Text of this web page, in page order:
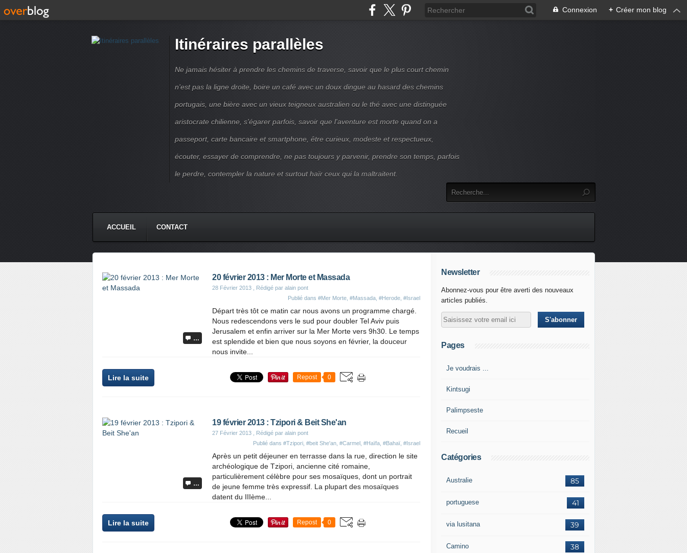
Connexion + Créer mon blog
Itinéraires parallèles
Ne jamais hésiter à prendre les chemins de traverse, savoir que le plus court chemin
n'est pas la ligne droite, boire un café avec un doux dingue au hasard des chemins
portugais, une bière avec un vieux teigneux australien ou le thé avec une distinguée
aristocrate chilienne, s'égarer parfois, savoir que l'aventure est morte quand on a
passeport, carte bancaire et smartphone, être curieux, modeste et respectueux,
écouter, essayer de comprendre, ne pas toujours y parvenir, prendre son temps, parfois
le perdre, contempler la nature et surtout haïr ceux qui la maltraitent.
ACCUEIL CONTACT
…
20 février 2013 : Mer Morte et Massada
28 Février 2013 , Rédigé par alain pont
Publié dans #Mer Morte #Massada #Herode #Israel
Départ très tôt ce matin car nous avons un programme chargé.
Nous redescendons vers le sud pour doubler Tel Aviv puis
Jerusalem et enfin arriver sur la Mer Morte vers 9h30. Le temps
est splendide et bien que nous soyons en février, la douceur
nous invite...
Lire la suite Repost 0
…
19 février 2013 : Tzipori & Beit She'an
27 Février 2013 , Rédigé par alain pont
Publié dans #Tzipori #beit She'an #Carmel #Haïfa #Bahaï #Israel
Après un petit déjeuner en terrasse dans la rue, direction le site
archéologique de Tzipori, ancienne cité romaine,
particulièrement célèbre pour ses mosaïques, dont un portrait
de jeune femme très expressif. La plupart des mosaïques
datent du IIIème...
Lire la suite Repost 0
Newsletter
Abonnez-vous pour être averti des nouveaux
articles publiés.
Pages
Je voudrais ...
Kintsugi
Palimpseste
Recueil
Catégories
85
Australie
41
portuguese
39
via lusitana
38
Camino